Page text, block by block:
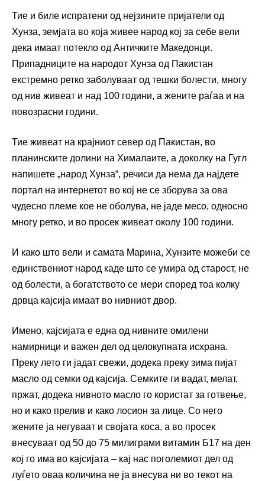
Тие и биле испратени од нејзините пријатели од
Хунза, земјата во која живее народ кој за себе вели
дека имаат потекло од Античките Македонци.
Припадниците на народот Хунза од Пакистан
екстремно ретко заболуваат од тешки болести, многу
од нив живеат и над 100 години, а жените раѓаа и на
повозрасни години.
Тие живеат на крајниот север од Пакистан, во
планинските долини на Хималаите, а доколку на Гугл
напишете „народ Хунза“, речиси да нема да најдете
портал на интернетот во кој не се зборува за ова
чудесно племе кое не оболува, не јаде месо, односно
многу ретко, и во просек живеат околу 100 години.
И како што вели и самата Марина, Хунзите можеби се
единствениот народ каде што се умира од старост, не
од болести, а богатството се мери според тоа колку
дрвца кајсија имаат во нивниот двор.
Имено, кајсијата е една од нивните омилени
намирници и важен дел од целокупната исхрана.
Преку лето ги јадат свежи, додека преку зима пијат
масло од семки од кајсија. Семките ги вадат, мелат,
пржат, додека нивното масло го користат за готвење,
но и како прелив и како лосион за лице. Со него
жените ја негуваат и својата коса, а во просек
внесуваат од 50 до 75 милиграми витамин Б17 на ден
кој го има во кајсијата – кај нас поголемиот дел од
луѓето оваа количина не ја внесува ни во текот на